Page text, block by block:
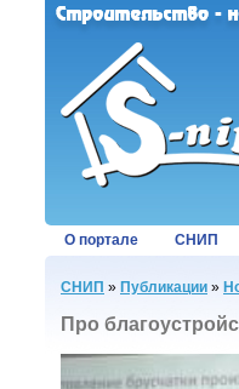
О портале СНИП
СНИП » Публикации »
Про